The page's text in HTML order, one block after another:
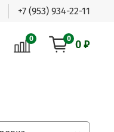
+7 (953) 934-22-11
0 0 0 ₽